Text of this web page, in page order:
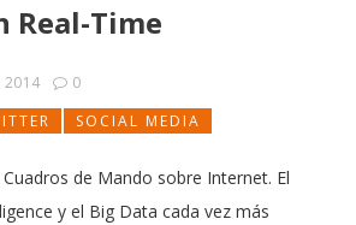
Time
2014
0
SOCIAL MEDIA
de Mando sobre Internet. El
y el Big Data cada vez más